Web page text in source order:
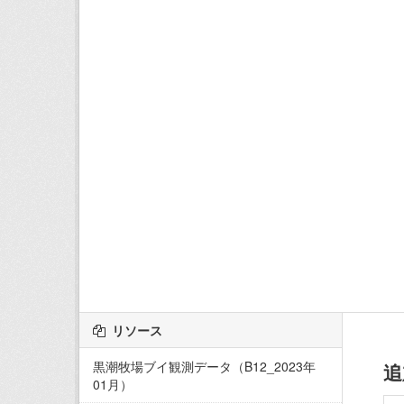
リソース
黒潮牧場ブイ観測データ（B12_2023年
01月）